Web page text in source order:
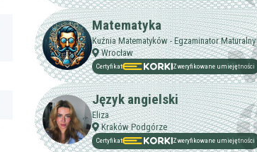
Matematyka
Kuźnia Matematyków - Egzaminator Maturalny
Wrocław
Certyfikat Zweryfikowane umiejętności
Język angielski
Eliza
Kraków Podgórze
Certyfikat Zweryfikowane umiejętności